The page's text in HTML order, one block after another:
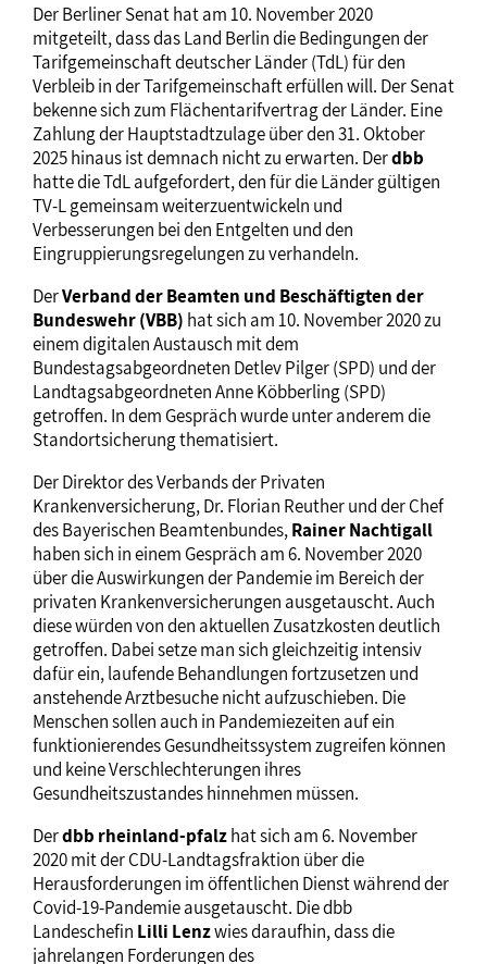
Der Berliner Senat hat am 10. November 2020
mitgeteilt, dass das Land Berlin die Bedingungen der
Tarifgemeinschaft deutscher Länder (TdL) für den
Verbleib in der Tarifgemeinschaft erfüllen will. Der Senat
bekenne sich zum Flächentarifvertrag der Länder. Eine
Zahlung der Hauptstadtzulage über den 31. Oktober
2025 hinaus ist demnach nicht zu erwarten. Derdbb
hatte die TdL aufgefordert, den für die Länder gültigen
TV-L gemeinsam weiterzuentwickeln und
Verbesserungen bei den Entgelten und den
Eingruppierungsregelungen zu verhandeln.
DerVerband der Beamten und Beschäftigten der
Bundeswehr (VBB) hat sich am 10. November 2020 zu
einem digitalen Austausch mit dem
Bundestagsabgeordneten Detlev Pilger (SPD) und der
Landtagsabgeordneten Anne Köbberling (SPD)
getroffen. In dem Gespräch wurde unter anderem die
Standortsicherung thematisiert.
Der Direktor des Verbands der Privaten
Krankenversicherung, Dr. Florian Reuther und der Chef
des Bayerischen Beamtenbundes,Rainer Nachtigall
haben sich in einem Gespräch am 6. November 2020
über die Auswirkungen der Pandemie im Bereich der
privaten Krankenversicherungen ausgetauscht. Auch
diese würden von den aktuellen Zusatzkosten deutlich
getroffen. Dabei setze man sich gleichzeitig intensiv
dafür ein, laufende Behandlungen fortzusetzen und
anstehende Arztbesuche nicht aufzuschieben. Die
Menschen sollen auch in Pandemiezeiten auf ein
funktionierendes Gesundheitssystem zugreifen können
und keine Verschlechterungen ihres
Gesundheitszustandes hinnehmen müssen.
Derdbb rheinland-pfalzhat sich am 6. November
2020 mit der CDU-Landtagsfraktion über die
Herausforderungen im öffentlichen Dienst während der
Covid-19-Pandemie ausgetauscht. Die dbb
Landeschefin Lilli Lenzwies daraufhin, dass die
jahrelangen Forderungen des